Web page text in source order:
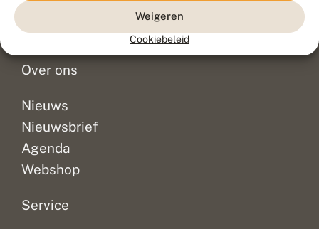
Weigeren
Cookiebeleid
Doneer
Over ons
Nieuws
Nieuwsbrief
Agenda
Webshop
Service